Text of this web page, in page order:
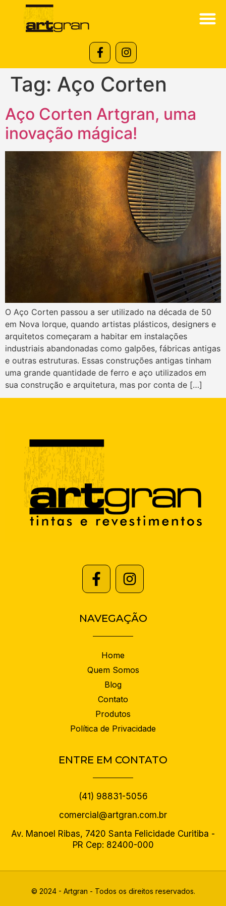
Tag: Aço Corten
Aço Corten Artgran, uma
inovação mágica!
O Aço Corten passou a ser utilizado na década de 50
em Nova Iorque, quando artistas plásticos, designers e
arquitetos começaram a habitar em instalações
industriais abandonadas como galpões, fábricas antigas
e outras estruturas. Essas construções antigas tinham
uma grande quantidade de ferro e aço utilizados em
sua construção e arquitetura, mas por conta de […]
NAVEGAÇÃO
Home
Quem Somos
Blog
Contato
Produtos
Política de Privacidade
ENTRE EM CONTATO
(41) 98831-5056
comercial@artgran.com.br
Av. Manoel Ribas, 7420 Santa Felicidade Curitiba -
PR Cep: 82400-000
© 2024 - Artgran - Todos os direitos reservados.